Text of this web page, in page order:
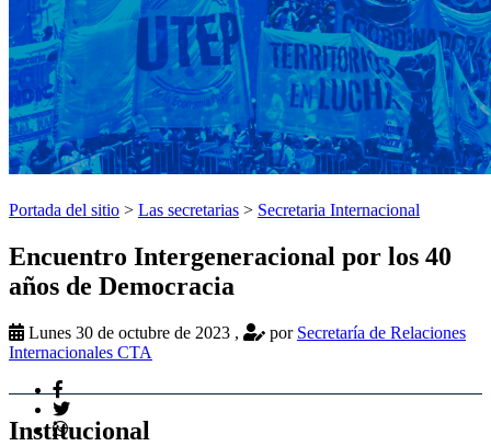
Portada del sitio > Las secretarias > Secretaria Internacional
Encuentro Intergeneracional por los 40
años de Democracia
Lunes 30 de octubre de 2023 , por Secretaría de Relaciones
Internacionales CTA
Institucional